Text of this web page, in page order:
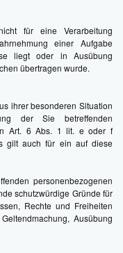
für eine Verarbeitung
einer Aufgabe
liegt oder in Ausübung
übertragen wurde.
ihrer besonderen Situation
der Sie betreffenden
Art. 6 Abs. 1 lit. e oder f
gilt auch für ein auf diese
personenbezogenen
schutzwürdige Gründe für
Rechte und Freiheiten
Ausübung